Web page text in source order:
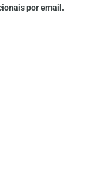
por email.